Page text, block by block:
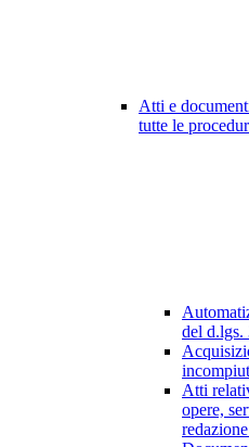
Atti e
tutte le
del d.lgs.
Atti
opere,